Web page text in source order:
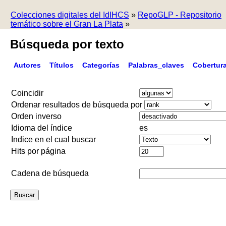
Colecciones digitales del IdIHCS » RepoGLP - Repositorio
temático sobre el Gran La Plata »
Búsqueda por texto
Autores Títulos Categorías Palabras_claves
Coincidir
Ordenar resultados de búsqueda por
Orden inverso
Idioma del índice
es
Indice en el cual buscar
Hits por página
Cadena de búsqueda